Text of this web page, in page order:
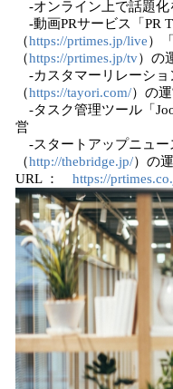
-オンライン上で話題化
-動画PRサービス「PR
（https://prtimes.jp/live）
（https://prtimes.jp/tv）の
-カスタマーリレーショ
（https://tayori.com/）の
-タスク管理ツール「
営
-スタートアップニュー
（http://thebridge.jp/）の
URL ： https://